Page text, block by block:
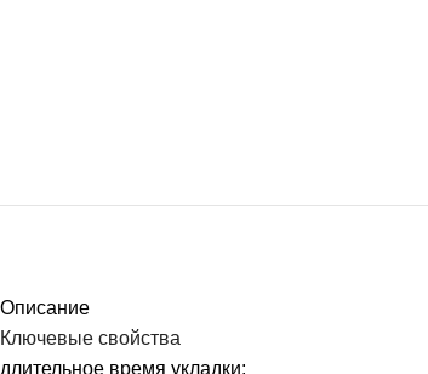
Описание
Ключевые свойства
длительное время укладки;